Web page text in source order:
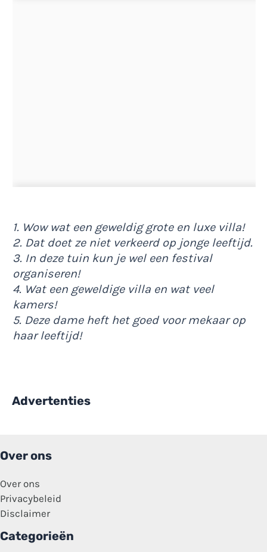
1. Wow wat een geweldig grote en luxe villa!
2. Dat doet ze niet verkeerd op jonge leeftijd.
3. In deze tuin kun je wel een festival
organiseren!
4. Wat een geweldige villa en wat veel
kamers!
5. Deze dame heft het goed voor mekaar op
haar leeftijd!
Advertenties
Over ons
Over ons
Privacybeleid
Disclaimer
Categorieën